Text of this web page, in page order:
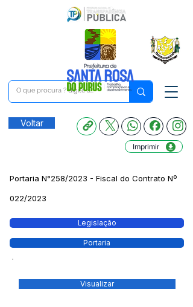
Voltar
Imprimir
Portaria N°258/2023 - Fiscal do Contrato Nº
022/2023
Legislação
Portaria
Visualizar